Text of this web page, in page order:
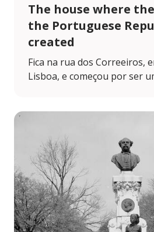
The house where
the Portuguese
created
Fica na rua dos Correeiros,
Lisboa, e começou por ser